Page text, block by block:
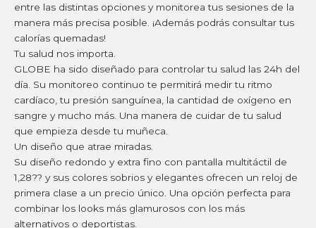
entre las distintas opciones y monitorea tus sesiones de la
manera más precisa posible. ¡Además podrás consultar tus
calorías quemadas!
Tu salud nos importa.
GLOBE ha sido diseñado para controlar tu salud las 24h del
día. Su monitoreo continuo te permitirá medir tu ritmo
cardíaco, tu presión sanguínea, la cantidad de oxígeno en
sangre y mucho más. Una manera de cuidar de tu salud
que empieza desde tu muñeca.
Un diseño que atrae miradas.
Su diseño redondo y extra fino con pantalla multitáctil de
1,28?? y sus colores sobrios y elegantes ofrecen un reloj de
primera clase a un precio único. Una opción perfecta para
combinar los looks más glamurosos con los más
alternativos o deportistas.